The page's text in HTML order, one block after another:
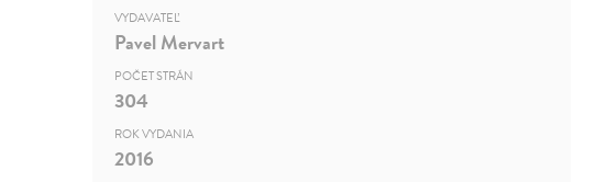
VYDAVATEĽ
Pavel Mervart
POČET STRÁN
304
ROK VYDANIA
2016